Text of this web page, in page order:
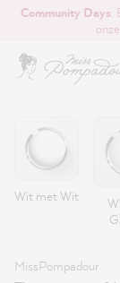
hoofdinhoud
Community Days:
Wit met Wit
MissPompadour